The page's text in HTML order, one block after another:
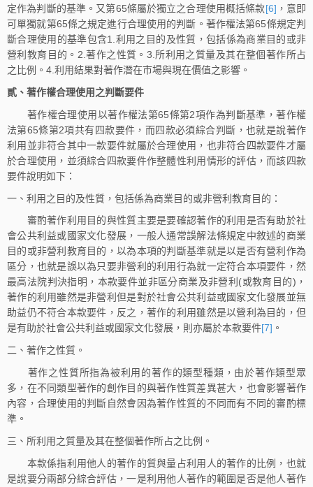
定作為判斷的基準。又第65條屬於獨立之合理使用概括條款[6] ，意即
可單獨就第65條之規定進行合理使用的判斷。著作權法第65條規定判
斷合理使用的基準包含1.利用之目的及性質，包括係為商業目的或非
營利教育目的。2.著作之性質。3.所利用之質量及其在整個著作所占
之比例。4.利用結果對著作潛在市場與現在價值之影響。
貳、著作權合理使用之判斷要件
著作權合理使用以著作權法第65條第2項作為判斷基準，著作權
法第65條第2項共有四款要件，而四款必須綜合判斷，也就是說著作
利用並非符合其中一款要件就屬於合理使用，也非符合四款要件才屬
於合理使用，並須綜合四款要件作整體性利用情形的評估，而該四款
要件說明如下：
一、利用之目的及性質，包括係為商業目的或非營利教育目的：
審酌著作利用目的與性質主要是要確認著作的利用是否有助於社
會公共利益或國家文化發展，一般人通常誤解法條規定中敘述的商業
目的或非營利教育目的，以為本項的判斷基準就是以是否有營利作為
區分，也就是誤以為只要非營利的利用行為就一定符合本項要件，然
最高法院判決指明，本款要件並非區分商業及非營利(或教育目的)，
著作的利用雖然是非營利但是對於社會公共利益或國家文化發展並無
助益仍不符合本款要件，反之，著作的利用雖然是以營利為目的，但
是有助於社會公共利益或國家文化發展，則亦屬於本款要件[7] 。
二、著作之性質。
著作之性質所指為被利用的著作的類型種類，由於著作類型眾
多，在不同類型著作的創作目的與著作性質差異甚大，也會影響著作
內容，合理使用的判斷自然會因為著作性質的不同而有不同的審酌標
準。
三、所利用之質量及其在整個著作所占之比例。
本款係指利用他人的著作的質與量占利用人的著作的比例，也就
是說要分兩部分綜合評估，一是利用他人著作的範圍是否是他人著作